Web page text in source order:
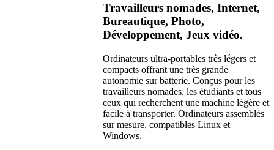
Travailleurs nomades, Internet,
Bureautique, Photo,
Développement, Jeux vidéo.
Ordinateurs ultra-portables très légers et
compacts offrant une très grande
autonomie sur batterie. Conçus pour les
travailleurs nomades, les étudiants et tous
ceux qui recherchent une machine légère et
facile à transporter. Ordinateurs assemblés
sur mesure, compatibles Linux et
Windows.